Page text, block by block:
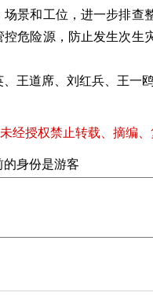
场景和工位，进一步排查
控危险源，防止发生次生
道席、刘红兵、王一鸥
经授权禁止转载、摘编
的身份是游客